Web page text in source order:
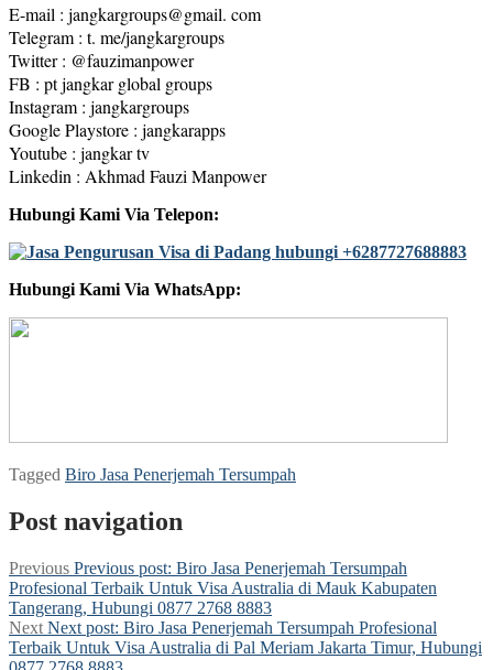
E-mail : jangkargroups@gmail. com
Telegram : t. me/jangkargroups
Twitter : @fauzimanpower
FB : pt jangkar global groups
Instagram : jangkargroups
Google Playstore : jangkarapps
Youtube : jangkar tv
Linkedin : Akhmad Fauzi Manpower
Hubungi Kami Via Telepon:
Hubungi Kami Via WhatsApp:
Tagged Biro Jasa Penerjemah Tersumpah
Post navigation
Previous Previous post: Biro Jasa Penerjemah Tersumpah
Profesional Terbaik Untuk Visa Australia di Mauk Kabupaten
Tangerang, Hubungi 0877 2768 8883
Next Next post: Biro Jasa Penerjemah Tersumpah Profesional
Terbaik Untuk Visa Australia di Pal Meriam Jakarta Timur, Hubungi